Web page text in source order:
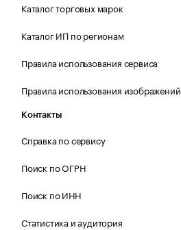
Каталог торговых марок
Каталог ИП по регионам
Правила использования сервиса
Правила использования изображений
Контакты
Справка по сервису
Поиск по ОГРН
Поиск по ИНН
Статистика и аудитория